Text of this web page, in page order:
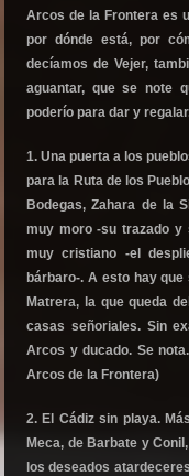
Arcos de la Frontera es
por dónde está, por
decíamos de Vejer,
aguantar, que se note
poderío para dar y
1. Una puerta a los
para la Ruta de los
Bodegas, Zahara de la
muy moro -su trazado y
muy cristiano -el
bárbaro-. A esto hay
Matrera, la que queda
casas señoriales. Sin
Arcos y ducado. Se
Arcos de la Frontera)
2. El Cádiz sin playa.
Meca, de Barbate y
los deseados